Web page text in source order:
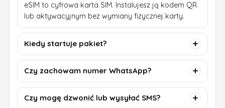
eSIM to cyfrowa karta SIM. Instalujesz ją kodem QR
lub aktywacyjnym bez wymiany fizycznej karty.
Kiedy startuje pakiet?
Czy zachowam numer WhatsApp?
Czy mogę dzwonić lub wysyłać SMS?